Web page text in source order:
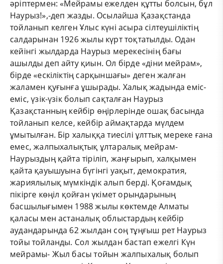
әріптермен: «Мейрамы ежелден құтты болсын, бұл
Наурыз!»,-деп жазды. Осылайша Қазақстанда
тойланып келген Ұлыс күні асыра сілтеушіліктің
салдарынан 1926 жылы күрт тоқтатылды. Одан
кейінгі жылдарда Наурыз мерекесінің бағы
ашылды деп айту қиын. Ол бірде «діни мейрам»,
бірде «ескіліктің сарқыншағы» деген жалған
жаламен қуғынға ұшырады. Халық жадында еміс-
еміс, үзік-үзік болып сақталған Наурыз
Қазақстанның кейбір өңірлерінде ошақ басында
тойланып келсе, кейбір аймақтарда мүлдем
ұмытылған. Бір халыққа тиесілі ұлттық мереке ғана
емес, жалпыхалықтық ұлтаралық мейрам-
Наурыздың қайта тіріліп, жаңғырып, халқымен
қайта қауышуына бүгінгі уақыт, демократия,
жариялылық мүмкіндік алып берді. Қоғамдық
пікірге көңіл қойған үкімет орындарының
басшылығымен 1988 жылы көктемде Алматы
қаласы мен астаналық облыстардың кейбір
аудандарында 62 жылдан соң тұңғыш рет Наурыз
тойы тойланды. Сол жылдан бастап ежелгі Күн
мейрамы- Жыл басы тойын жалпыхалық болып